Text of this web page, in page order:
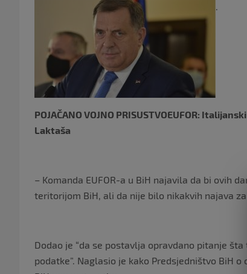
.
POJAČANO VOJNO PRISUSTVOEUFOR:
Laktaša
– Komanda EUFOR-a u BiH najavila da bi ovih
teritorijom BiH, ali da nije bilo nikakvih najava
Dodao je “da se postavlja opravdano pitanje
podatke”. Naglasio je kako Predsjedništvo BiH